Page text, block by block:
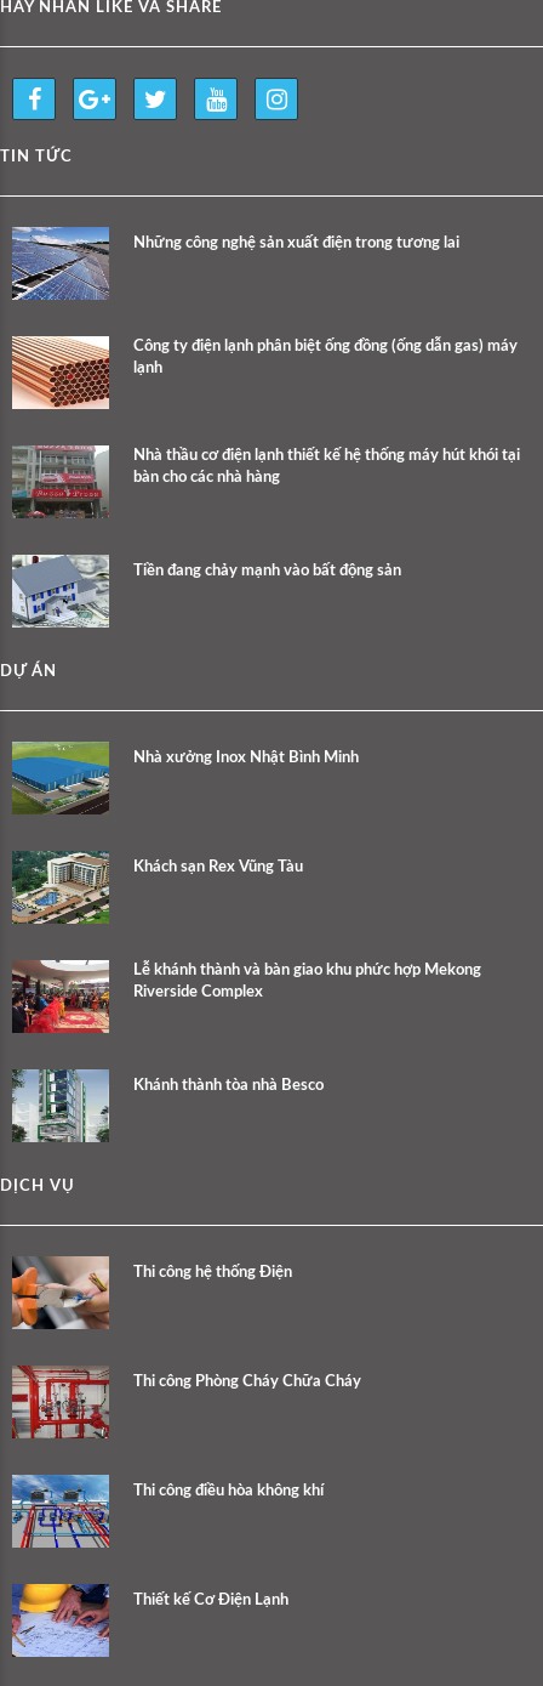
HÃY NHẤN LIKE VÀ SHARE
TIN TỨC
Những công nghệ sản xuất điện trong tương lai
Công ty điện lạnh phân biệt ống đồng (ống dẫn gas) máy
lạnh
Nhà thầu cơ điện lạnh thiết kế hệ thống máy hút khói tại
bàn cho các nhà hàng
Tiền đang chảy mạnh vào bất động sản
DỰ ÁN
Nhà xưởng Inox Nhật Bình Minh
Khách sạn Rex Vũng Tàu
Lễ khánh thành và bàn giao khu phức hợp Mekong
Riverside Complex
Khánh thành tòa nhà Besco
DỊCH VỤ
Thi công hệ thống Điện
Thi công Phòng Cháy Chữa Cháy
Thi công điều hòa không khí
Thiết kế Cơ Điện Lạnh